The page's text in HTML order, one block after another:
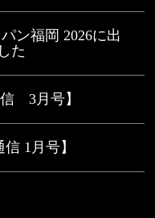
ン福岡 2026に出
た
信 3月号】
1月号】